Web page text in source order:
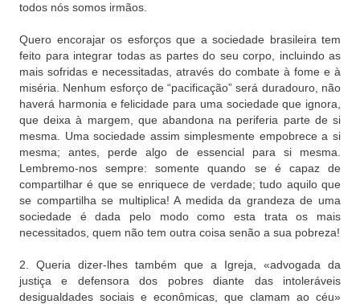
todos nós somos irmãos.
Quero encorajar os esforços que a sociedade brasileira tem
feito para integrar todas as partes do seu corpo, incluindo as
mais sofridas e necessitadas, através do combate à fome e à
miséria. Nenhum esforço de “pacificação” será duradouro, não
haverá harmonia e felicidade para uma sociedade que ignora,
que deixa à margem, que abandona na periferia parte de si
mesma. Uma sociedade assim simplesmente empobrece a si
mesma; antes, perde algo de essencial para si mesma.
Lembremo-nos sempre: somente quando se é capaz de
compartilhar é que se enriquece de verdade; tudo aquilo que
se compartilha se multiplica! A medida da grandeza de uma
sociedade é dada pelo modo como esta trata os mais
necessitados, quem não tem outra coisa senão a sua pobreza!
2. Queria dizer-lhes também que a Igreja, «advogada da
justiça e defensora dos pobres diante das intoleráveis
desigualdades sociais e econômicas, que clamam ao céu»